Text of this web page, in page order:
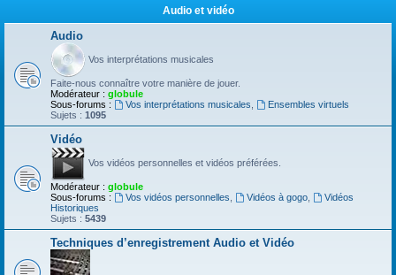
Audio et vidéo
Audio
Vos interprétations musicales
Faite-nous connaître votre manière de jouer.
Modérateur : globule
Sous-forums :
Vos interprétations musicales
Ensembles virtuels
Sujets : 1095
Vidéo
Vos vidéos personnelles et vidéos préférées.
Modérateur : globule
Sous-forums :
Vos vidéos personnelles Vidéos à gogo,
Vidéos
Historiques
Sujets : 5439
Techniques d’enregistrement Audio et Vidéo